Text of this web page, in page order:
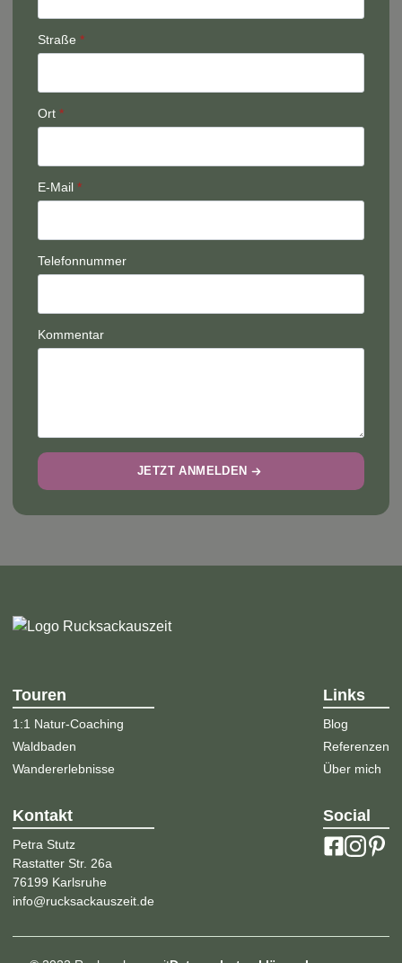
Straße *
Ort *
E-Mail *
Telefonnummer
Kommentar
JETZT ANMELDEN
Touren
1:1 Natur-Coaching
Waldbaden
Wandererlebnisse
Links
Blog
Referenzen
Über mich
Kontakt
Petra Stutz
Rastatter Str. 26a
76199 Karlsruhe
info@rucksackauszeit.de
Social